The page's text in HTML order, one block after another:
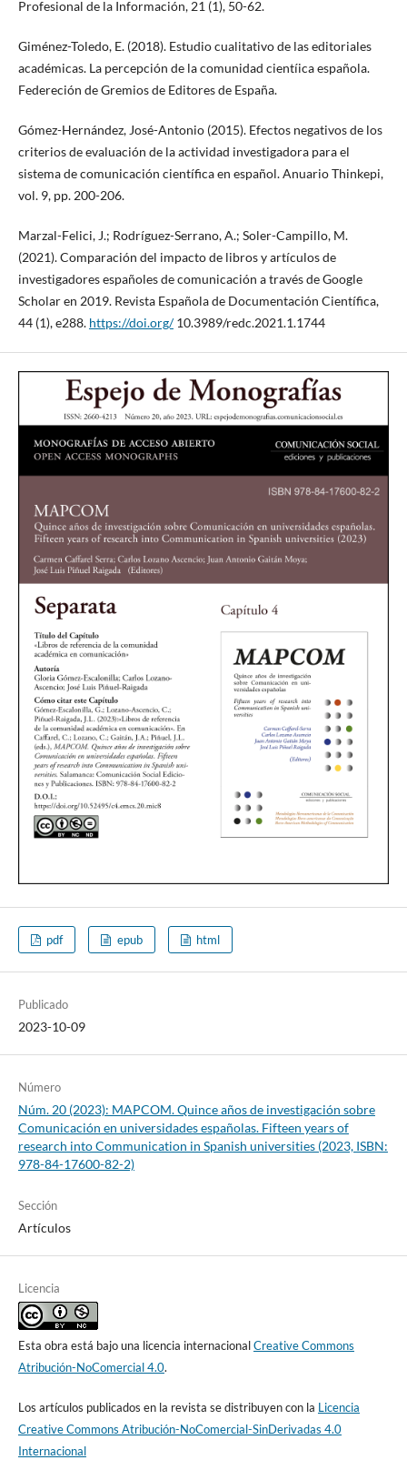
Profesional de la Información, 21 (1), 50-62.
Giménez-Toledo, E. (2018). Estudio cualitativo de las editoriales
académicas. La percepción de la comunidad cientíica española.
Federeción de Gremios de Editores de España.
Gómez-Hernández, José-Antonio (2015). Efectos negativos de los
criterios de evaluación de la actividad investigadora para el
sistema de comunicación científica en español. Anuario Thinkepi,
vol. 9, pp. 200-206.
Marzal-Felici, J.; Rodríguez-Serrano, A.; Soler-Campillo, M.
(2021). Comparación del impacto de libros y artículos de
investigadores españoles de comunicación a través de Google
Scholar en 2019. Revista Española de Documentación Científica,
44 (1), e288. https://doi.org/10.3989/redc.2021.1.1744
pdf epub html
Publicado
2023-10-09
Número
Núm. 20 (2023): MAPCOM. Quince años de investigación sobre
Comunicación en universidades españolas. Fifteen years of
research into Communication in Spanish universities (2023, ISBN:
978-84-17600-82-2)
Sección
Artículos
Licencia
Esta obra está bajo una licencia internacionalCreative Commons
Atribución-NoComercial 4.0.
Los artículos publicados en la revista se distribuyen con la Licencia
Creative Commons Atribución-NoComercial-SinDerivadas 4.0
Internacional